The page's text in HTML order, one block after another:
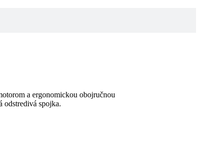
a ergonomickou obojručnou
odstredivá spojka.